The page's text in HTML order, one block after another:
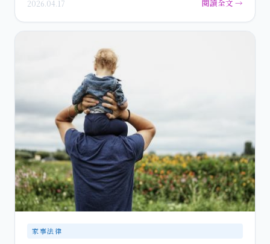
2026.04.17 閱讀全文 →
家事法律